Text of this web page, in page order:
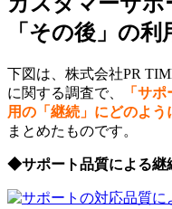
「その後」の利
下図は、株式会社PR
に関する調査で、
「サ
用の「継続」にどのよ
まとめたものです。
◆サポート品質による継